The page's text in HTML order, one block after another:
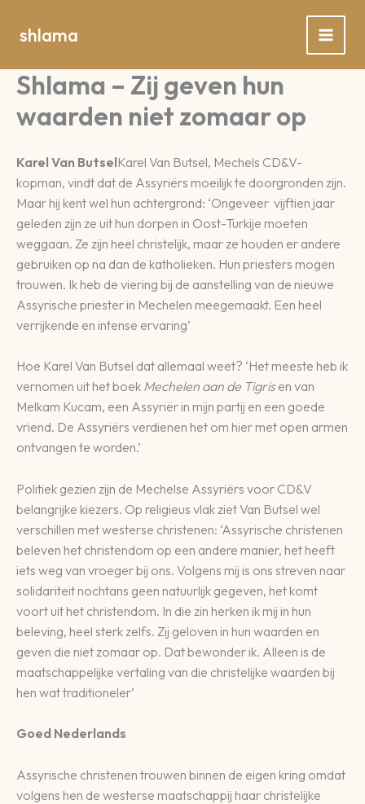
naar
inhoud
shlama
Shlama – Zij geven hun
waarden niet zomaar op
Karel Van ButselKarel Van Butsel, Mechels CD&V-
kopman, vindt dat de Assyriërs moeilijk te doorgronden zijn.
Maar hij kent wel hun achtergrond: ‘Ongeveer vijftien jaar
geleden zijn ze uit hun dorpen in Oost-Turkije moeten
weggaan. Ze zijn heel christelijk, maar ze houden er andere
gebruiken op na dan de katholieken. Hun priesters mogen
trouwen. Ik heb de viering bij de aanstelling van de nieuwe
Assyrische priester in Mechelen meegemaakt. Een heel
verrijkende en intense ervaring’
Hoe Karel Van Butsel dat allemaal weet? ‘Het meeste heb ik
vernomen uit het boek Mechelen aan de Tigrisen van
Melkam Kucam, een Assyriër in mijn partij en een goede
vriend. De Assyriërs verdienen het om hier met open armen
ontvangen te worden.’
Politiek gezien zijn de Mechelse Assyriërs voor CD&V
belangrijke kiezers. Op religieus vlak ziet Van Butsel wel
verschillen met westerse christenen: ‘Assyrische christenen
beleven het christendom op een andere manier, het heeft
iets weg van vroeger bij ons. Volgens mij is ons streven naar
solidariteit nochtans geen natuurlijk gegeven, het komt
voort uit het christendom. In die zin herken ik mij in hun
beleving, heel sterk zelfs. Zij geloven in hun waarden en
geven die niet zomaar op. Dat bewonder ik. Alleen is de
maatschappelijke vertaling van die christelijke waarden bij
hen wat traditioneler’
Goed Nederlands
Assyrische christenen trouwen binnen de eigen kring omdat
volgens hen de westerse maatschappij haar christelijke